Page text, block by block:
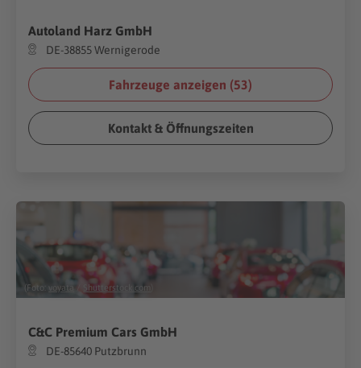
Autoland Harz GmbH
DE-38855 Wernigerode
Fahrzeuge anzeigen (53)
Kontakt & Öffnungszeiten
(Foto: voyata Shutterstock.com
C&C Premium Cars GmbH
DE-85640 Putzbrunn